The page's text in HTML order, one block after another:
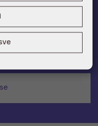
i ostvari 5% popusta